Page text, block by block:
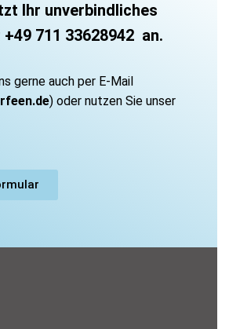
Ihr unverbindliches
+49 711 33628942 an.
gerne auch per E-Mail
) oder nutzen Sie unser